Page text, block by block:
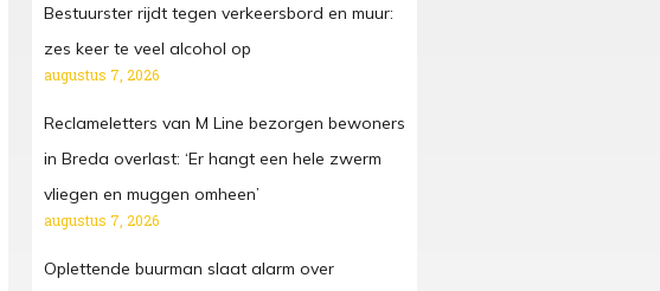
Bestuurster rijdt tegen verkeersbord en muur:
zes keer te veel alcohol op
augustus 7, 2026
Reclameletters van M Line bezorgen bewoners
in Breda overlast: ‘Er hangt een hele zwerm
vliegen en muggen omheen’
augustus 7, 2026
Oplettende buurman slaat alarm over